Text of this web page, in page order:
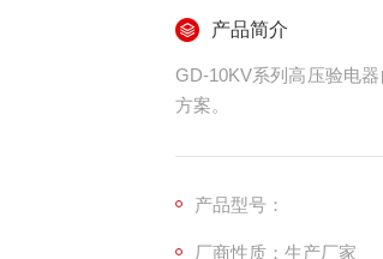
产品简介
GD-10KV系列高压验电
方案。
产品型号：
厂商性质：生产厂家